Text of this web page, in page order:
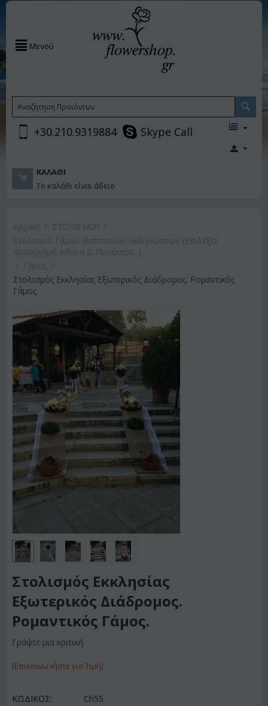
Μενού
+30.210.9319884 Skype Call
ΚΑΛΆΘΙ
Το καλάθι είναι άδειο
Στολισμός Εκκλησίας Εξωτερικός Διάδρομος. Ρομαντικός
Γάμος.
Στολισμός Εκκλησίας
Εξωτερικός Διάδρομος.
Ρομαντικός Γάμος.
Γράψτε μια κριτική
[Επικοινωνήστε για Τιμή]
ΚΩΔΙΚΟΣ:
Ch55